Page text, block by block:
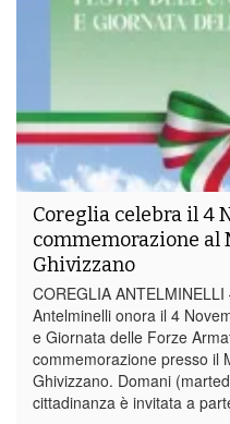
Coreglia celebra il 4
commemorazione
Ghivizzano
COREGLIA
Antelminelli onora il 4
e Giornata delle Forze
commemorazione presso il
Ghivizzano. Domani
cittadinanza è invitata a